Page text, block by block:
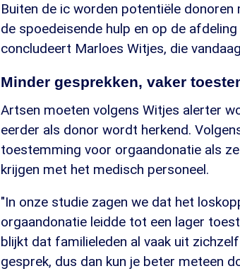
Buiten de ic worden potentiële
de spoedeisende hulp en op de
concludeert Marloes Witjes, die
Minder gesprekken, vaker
Artsen moeten volgens Witjes alerter
eerder als donor wordt herkend.
toestemming voor orgaandonatie als
krijgen met het medisch personeel.
"In onze studie zagen we dat het
orgaandonatie leidde tot een lager
blijkt dat familieleden al vaak uit
gesprek, dus dan kun je beter meteen